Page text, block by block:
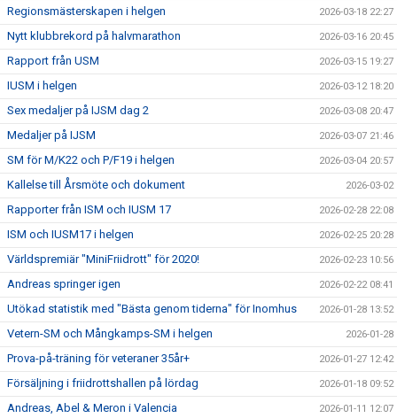
Regionsmästerskapen i helgen 2026-03-18 22:27
Nytt klubbrekord på halvmarathon 2026-03-16 20:45
Rapport från USM 2026-03-15 19:27
IUSM i helgen 2026-03-12 18:20
Sex medaljer på IJSM dag 2 2026-03-08 20:47
Medaljer på IJSM 2026-03-07 21:46
SM för M/K22 och P/F19 i helgen 2026-03-04 20:57
Kallelse till Årsmöte och dokument 2026-03-02
Rapporter från ISM och IUSM 17 2026-02-28 22:08
ISM och IUSM17 i helgen 2026-02-25 20:28
Världspremiär "MiniFriidrott" för 2020! 2026-02-23 10:56
Andreas springer igen 2026-02-22 08:41
Utökad statistik med "Bästa genom tiderna" för Inomhus 2026-01-28 13:52
Vetern-SM och Mångkamps-SM i helgen 2026-01-28
Prova-på-träning för veteraner 35år+ 2026-01-27 12:42
Försäljning i friidrottshallen på lördag 2026-01-18 09:52
Andreas, Abel & Meron i Valencia 2026-01-11 12:07